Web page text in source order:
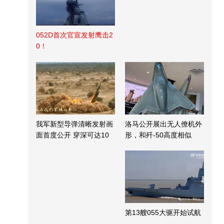
052D首次官宣发射鹰击2
0！
我军新型导弹清晰发射画
面首度公开 穿深可达10
洛马公开展出无人僚机外
形，和歼-50高度相似
第13艘055大驱开始试航